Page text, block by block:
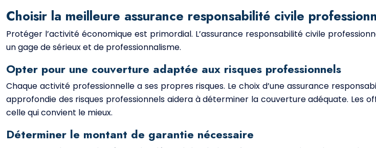
Choisir la meilleure assurance responsabilité civile
Protéger l’activité économique est primordial. L’assurance responsabilité civile
un gage de sérieux et de professionnalisme.
Opter pour une couverture adaptée aux risques professionnels
Chaque activité professionnelle a ses propres risques. Le choix d’une assurance
approfondie des risques professionnels aidera à déterminer la couverture adéquate.
celle qui convient le mieux.
Déterminer le montant de garantie nécessaire